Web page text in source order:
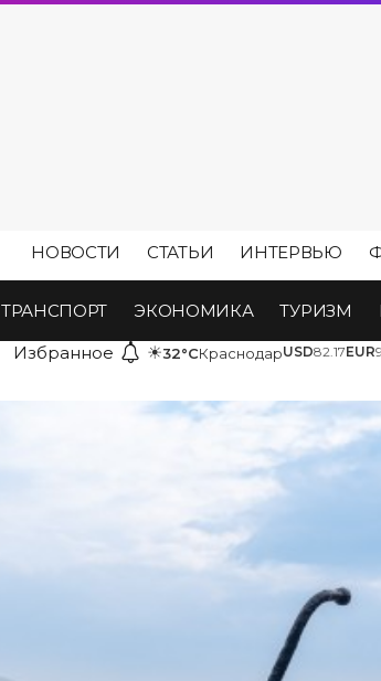
НОВОСТИ СТАТЬИ ИНТЕРВЬЮ
ТРАНСПОРТ ЭКОНОМИКА ТУРИЗМ
Избранное ☀32°CКраснодарUSD82.17EUR